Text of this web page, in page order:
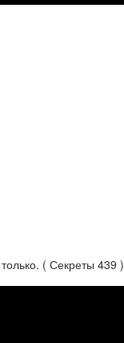
( Секреты 439 )